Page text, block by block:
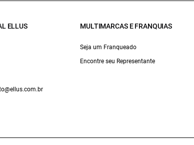
ELLUS MULTIMARCAS E FRANQUIAS
Seja um Franqueado
Encontre seu Representante